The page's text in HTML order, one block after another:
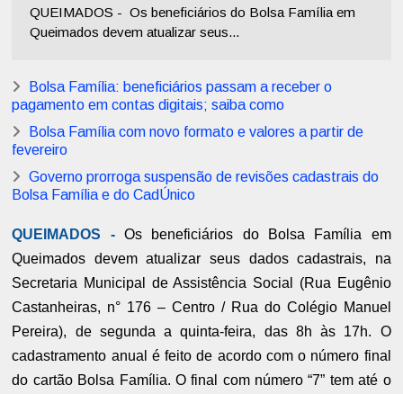
QUEIMADOS - Os beneficiários do Bolsa Família em
Queimados devem atualizar seus...
Bolsa Família: beneficiários passam a receber o
pagamento em contas digitais; saiba como
Bolsa Família com novo formato e valores a partir de
fevereiro
Governo prorroga suspensão de revisões cadastrais do
Bolsa Família e do CadÚnico
QUEIMADOS -Os beneficiários do Bolsa Família em
Queimados devem atualizar seus dados cadastrais, na
Secretaria Municipal de Assistência Social (Rua Eugênio
Castanheiras, n° 176 – Centro / Rua do Colégio Manuel
Pereira), de segunda a quinta-feira, das 8h às 17h. O
cadastramento anual é feito de acordo com o número final
do cartão Bolsa Família. O final com número “7” tem até o